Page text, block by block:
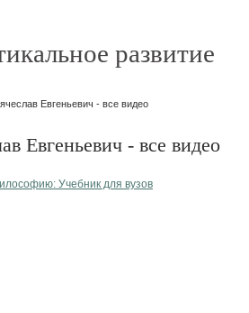
развитие
Евгеньевич - все видео
Евгеньевич - все видео
Учебник для вузов